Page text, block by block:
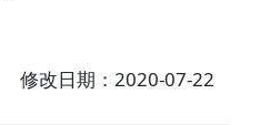
修改日期：2020-07-22